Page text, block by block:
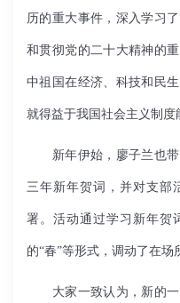
历的重大事件， 深入学习
和贯彻党的二十大精神的
中祖国在经济、科技和民
就得益于我国社会主义制度
新年伊始，廖子兰也
三年新年贺词，并对支部
署。活动通过学习新年贺
的“春”等形式，调动了在场
大家一致认为，新的